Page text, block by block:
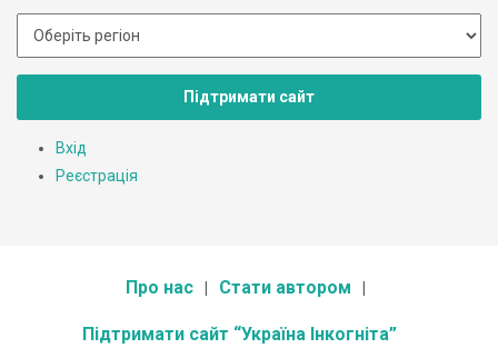
Підтримати сайт
Вхід
Реєстрація
Про нас Стати автором
Підтримати сайт “Україна Інкогніта”